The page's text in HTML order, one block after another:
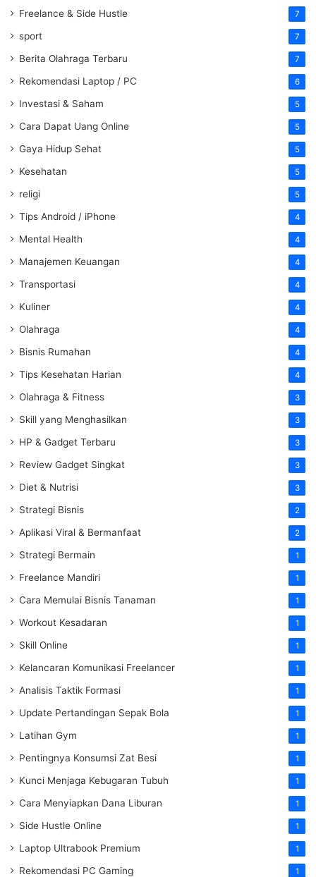
Freelance & Side Hustle 7
sport 7
Berita Olahraga Terbaru 7
Rekomendasi Laptop / PC 6
Investasi & Saham 5
Cara Dapat Uang Online 5
Gaya Hidup Sehat 5
Kesehatan 5
religi 5
Tips Android / iPhone 4
Mental Health 4
Manajemen Keuangan 4
Transportasi 4
Kuliner 4
Olahraga 4
Bisnis Rumahan 4
Tips Kesehatan Harian 4
Olahraga & Fitness 3
Skill yang Menghasilkan 3
HP & Gadget Terbaru 3
Review Gadget Singkat 3
Diet & Nutrisi 3
Strategi Bisnis 2
Aplikasi Viral & Bermanfaat 2
Strategi Bermain 1
Freelance Mandiri 1
Cara Memulai Bisnis Tanaman 1
Workout Kesadaran 1
Skill Online 1
Kelancaran Komunikasi Freelancer 1
Analisis Taktik Formasi 1
Update Pertandingan Sepak Bola 1
Latihan Gym 1
Pentingnya Konsumsi Zat Besi 1
Kunci Menjaga Kebugaran Tubuh 1
Cara Menyiapkan Dana Liburan 1
Side Hustle Online 1
Laptop Ultrabook Premium 1
Rekomendasi PC Gaming 1